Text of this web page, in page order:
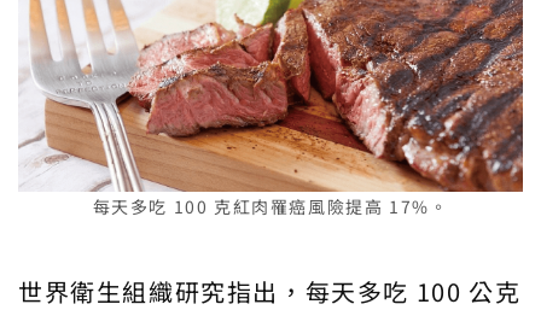
每天多吃 100 克紅肉罹癌風險提高 17%。
世界衛生組織研究指出，每天多吃 100 公克